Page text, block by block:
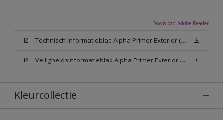
Download Adobe Reader
Technisch Informatieblad Alpha Primer Exterior (PDF)
Veiligheidsinformatieblad Alpha Primer Exterior White W05 (MSDS)
Kleurcollectie